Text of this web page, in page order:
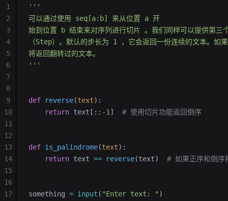
'''
可以通过使用 seq[a:b] 来从位置 a 开
始到位置 b 结束来对序列进行切片 。我们同样可以提供第三
（Step）。默认的步长为 1 ，它会返回一份连续的文本。如
将返回翻转过的文本。
'''
def reverse(text):
    return
text[:: -1 ] # 使用切片功能返回倒序
def is_palindrome(text):
    return
text == reverse(text) # 如果正序和倒序
something = input ( "Enter text: " )
1
2
3
4
5
6
7
8
9
10
11
12
13
14
15
16
17